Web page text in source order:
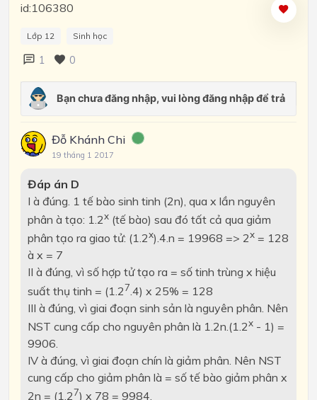
id:106380
Lớp 12 Sinh học
1 0
Đỗ Khánh Chi
19 tháng 1 2017
Đáp án D
I à đúng. 1 tế bào sinh tinh (2n), qua x lần nguyên
phân à tạo: 1.2x(tế bào) sau đó tất cả qua giảm
phân tạo ra giao tử: (1.2x).4.n = 19968 => 2x= 128
à x = 7
II à đúng, vì số hợp tử tạo ra = số tinh trùng x hiệu
suất thụ tinh = (1.27 .4) x 25% = 128
III à đúng, vì giai đoạn sinh sản là nguyên phân. Nên
NST cung cấp cho nguyên phân là 1.2n.(1.2x- 1) =
9906.
IV à đúng, vì giai đoạn chín là giảm phân. Nên NST
cung cấp cho giảm phân là = số tế bào giảm phân x
2n = (1.27) x 78 = 9984.